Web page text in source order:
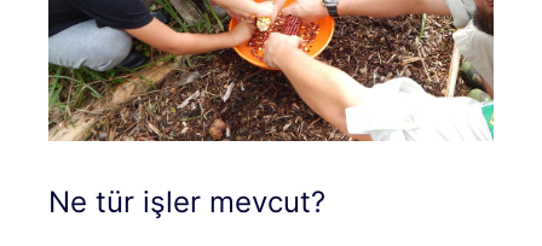
Ne tür işler mevcut?